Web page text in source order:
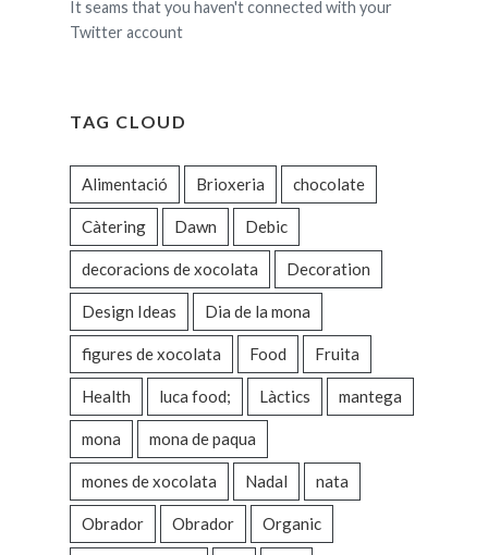
It seams that you haven't connected with your
Twitter account
TAG CLOUD
Alimentació Brioxeria chocolate
Càtering Dawn Debic
decoracions de xocolata Decoration
Design Ideas Dia de la mona
figures de xocolata Food Fruita
Health luca food; Làctics mantega
mona mona de paqua
mones de xocolata Nadal nata
Obrador Obrador Organic